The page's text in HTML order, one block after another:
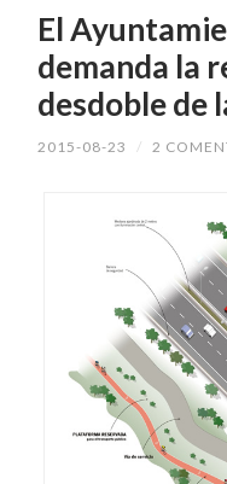
El
demanda la
desdoble de
2015-08-23 / 2